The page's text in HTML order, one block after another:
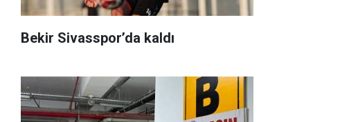
Bekir Sivasspor’da kaldı